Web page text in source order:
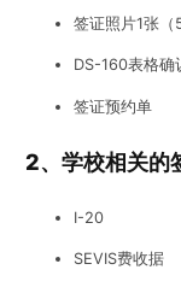
签证照片1张（
DS-160表格确
签证预约单
2、学校相关的
I-20
SEVIS费收据